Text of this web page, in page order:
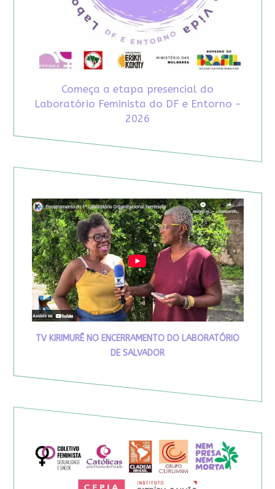
Começa a etapa presencial do
Laboratório Feminista do DF e Entorno -
2026
TV KIRIMURÊ NO ENCERRAMENTO DO LABORATÓRIO
DE SALVADOR